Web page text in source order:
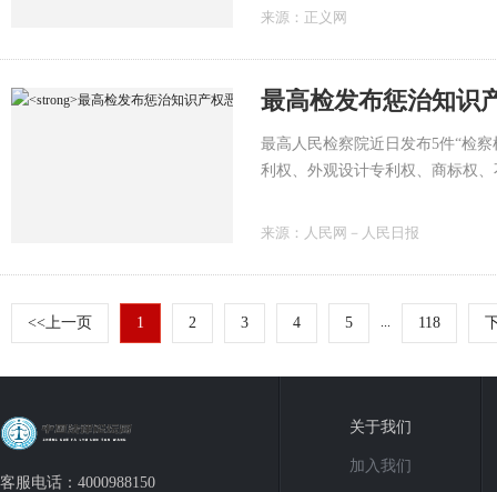
来源： 正义网
最高检发布惩治知识
最高人民检察院近日发布5件“检
利权、外观设计专利权、商标权
来源： 人民网－人民日报
<<上一页 1 2 3 4 5 ... 118
客服电话：4000988150
关于我们
加入我们